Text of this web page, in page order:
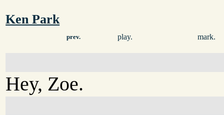
Ken Park
prev. play. mark.
Hey, Zoe.